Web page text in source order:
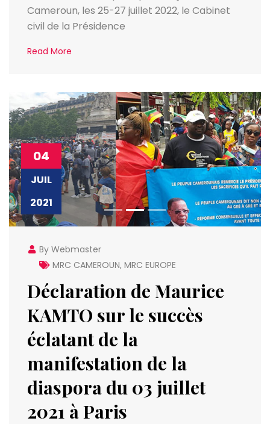
Cameroun, les 25-27 juillet 2022, le Cabinet
civil de la Présidence
Read More
04
JUIL
2021
By Webmaster
MRC CAMEROUN, MRC EUROPE
Déclaration de Maurice
KAMTO sur le succès
éclatant de la
manifestation de la
diaspora du 03 juillet
2021 à Paris